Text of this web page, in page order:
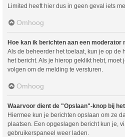
Limited heeft hier dus in geen geval iets
Omhoog
Hoe kan ik berichten aan een moderator
Als de beheerder het toelaat, kun je op de
het bericht. Als je hierop geklikt hebt, moet
volgen om de melding te versturen.
Omhoog
Waarvoor dient de "Opslaan"-knop bij
Hiermee kun je berichten opslaan om ze
plaatsen. Een opgeslagen bericht kun je,
gebruikerspaneel weer laden.